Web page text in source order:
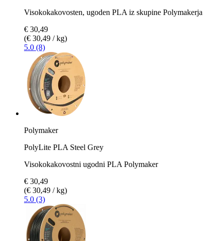
Visokokakovosten, ugoden PLA iz skupine Polymakerja
€ 30,49
(€ 30,49 / kg)
5.0 (8)
Polymaker
PolyLite PLA Steel Grey
Visokokakovostni ugodni PLA Polymaker
€ 30,49
(€ 30,49 / kg)
5.0 (3)